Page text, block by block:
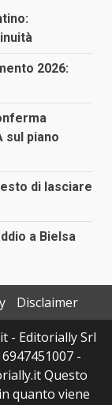
2026:
sul piano
di lasciare
a Bielsa
Disclaimer
- Editorially Srl
-
Questo
quanto viene